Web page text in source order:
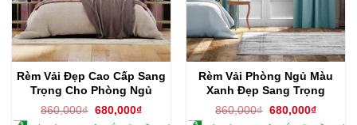
Rèm Vải Đẹp Cao Cấp Sang
Trọng Cho Phòng Ngủ
860,000₫ Giá
680,000₫Giá
Rèm Vải Phòng Ngủ Màu
Xanh Đẹp Sang Trọng
860,000₫ Giá
680,000₫Giá